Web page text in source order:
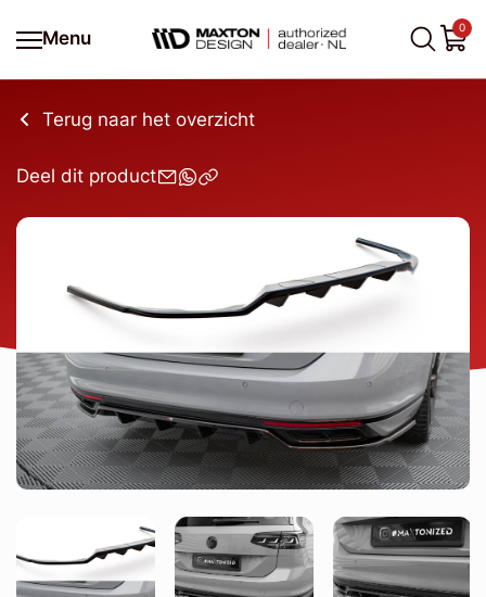
Menu
0
Terug naar het overzicht
Deel dit product